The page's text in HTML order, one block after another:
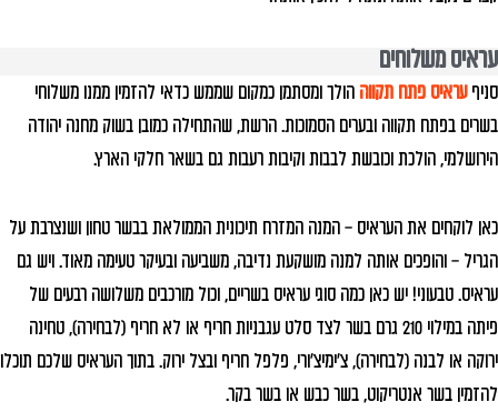
עראיס משלוחים
סניףעראיס פתח תקווה הולך ומסתמן כמקום שממש כדאי להזמין ממנו משלוחי
בשרים בפתח תקווה ובערים הסמוכות. הרשת, שהתחילה כמובן בשוק מחנה יהודה
הירושלמי, הולכת וכובשת לבבות וקיבות רעבות גם בשאר חלקי הארץ.
כאן לוקחים את העראיס – המנה המזרח תיכונית הממולאת בבשר טחון ושנצרבת על
הגריל – והופכים אותה למנה מושקעת נדיבה, משביעה ובעיקר טעימה מאוד. ויש גם
עראיס. טבעוני! יש כאן כמה סוגי עראיס בשריים, וכול מורכבים מ‫שלושה רבעים של
פיתה במילוי 210 גרם בשר לצד סלט עגבניות חריף או לא חריף (לבחירה), טחינה
ירוקה או לבנה (לבחירה), צ'ימיצ'ורי, פלפל חריף ובצל ירוק. בתוך העראיס שלכם תוכלו
להזמין בשר אנטריקוט, בשר כבש או בשר בקר.